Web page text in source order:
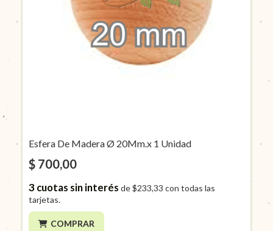
Esfera De Madera Ø 20Mm.x 1 Unidad
$ 700,00
3cuotas sin interés de$233,33 con todas las
tarjetas.
COMPRAR